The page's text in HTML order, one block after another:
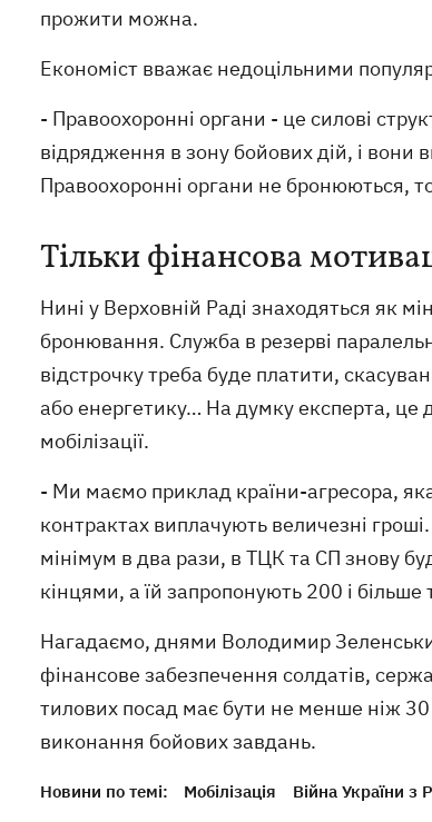
прожити можна.
Економіст вважає недоцільними
- Правоохоронні органи - це силові
відрядження в зону бойових дій, і
Правоохоронні органи не бронюються,
Тільки фінансова
Нині у Верховній Раді знаходяться як
бронювання. Служба в резерві
відстрочку треба буде платити,
або енергетику… На думку експерта, це
мобілізації.
- Ми маємо приклад країни-агресора,
контрактах виплачують величезні
мінімум в два рази, в ТЦК та СП знову
кінцями, а їй запропонують 200 і
Нагадаємо, днями Володимир
фінансове забезпечення солдатів,
тилових посад має бути не менше ніж
виконання бойових завдань.
Новини по темі: Мобілізація Війна України з